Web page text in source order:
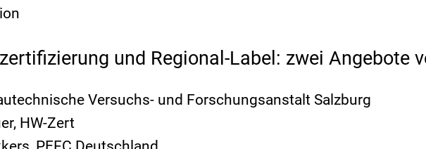
und Regional-Label: zwei Angebote
Versuchs- und Forschungsanstalt Salzburg
HW-Zert